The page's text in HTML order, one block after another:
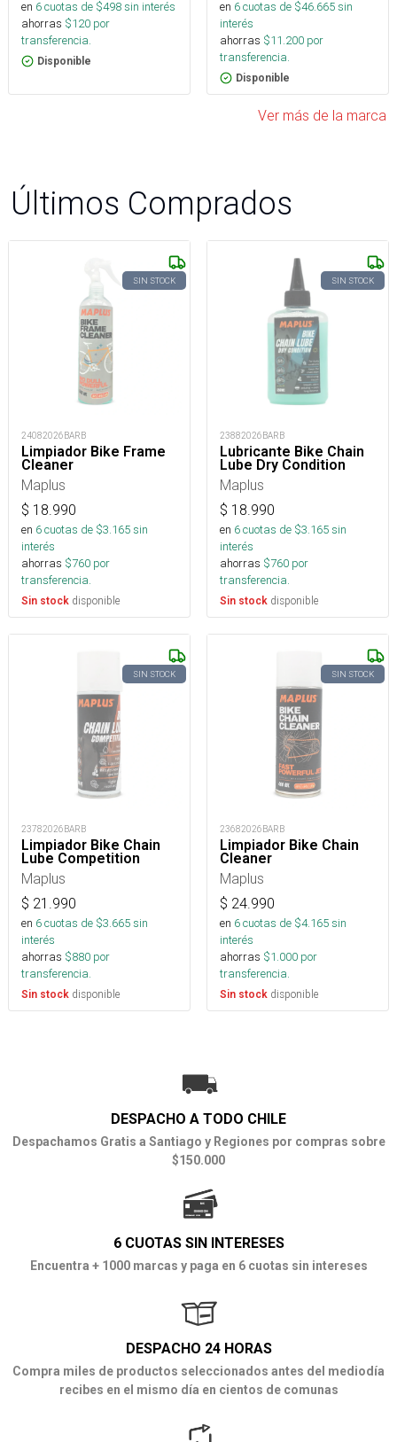
en 6cuotas de $498sin interés
ahorras $120 por
transferencia.
Disponible
en 6cuotas de $46.665sin
interés
ahorras $11.200 por
transferencia.
Disponible
Ver más de la marca
Últimos Comprados
SIN STOCK
24082026BARB
Limpiador Bike Frame
Cleaner
Maplus
$ 18.990
en 6cuotas de $3.165sin
interés
ahorras $760 por
transferencia.
Sin stock disponible
SIN STOCK
23882026BARB
Lubricante Bike Chain
Lube Dry Condition
Maplus
$ 18.990
en 6cuotas de $3.165sin
interés
ahorras $760 por
transferencia.
Sin stock disponible
SIN STOCK
23782026BARB
Limpiador Bike Chain
Lube Competition
Maplus
$ 21.990
en 6cuotas de $3.665sin
interés
ahorras $880 por
transferencia.
Sin stock disponible
SIN STOCK
23682026BARB
Limpiador Bike Chain
Cleaner
Maplus
$ 24.990
en 6cuotas de $4.165sin
interés
ahorras $1.000 por
transferencia.
Sin stock disponible
DESPACHO A TODO CHILE
Despachamos Gratis a Santiago y Regiones por compras sobre
$150.000
6 CUOTAS SIN INTERESES
Encuentra + 1000 marcas y paga en 6 cuotas sin intereses
DESPACHO 24 HORAS
Compra miles de productos seleccionados antes del mediodía
recibes en el mismo día en cientos de comunas